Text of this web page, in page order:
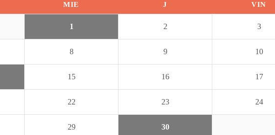
MIE J VIN
1 2 3
8 9 10
15 16 17
22 23 24
29 30